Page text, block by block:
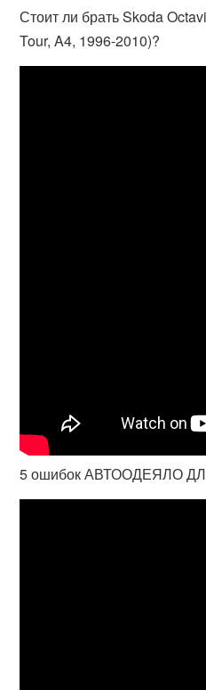
Стоит ли брать Skoda
Tour, A4, 1996-2010)?
5 ошибок АВТООДЕЯЛО